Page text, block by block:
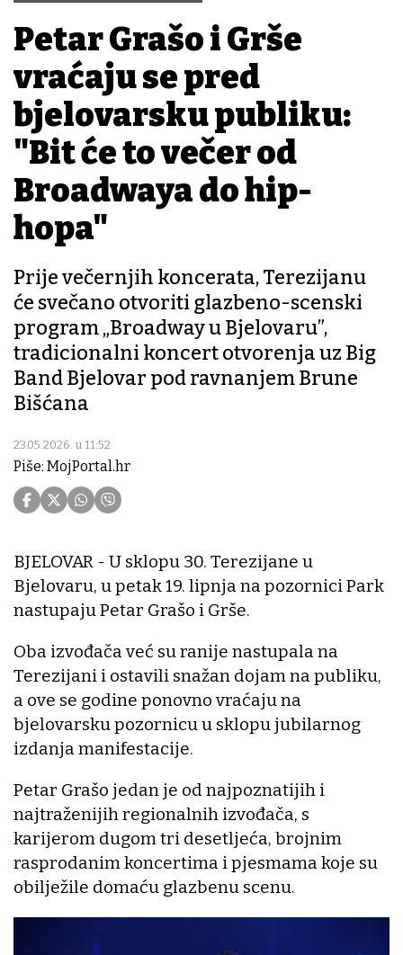
Petar Grašo i Grše
vraćaju se pred
bjelovarsku publiku:
"Bit će to večer od
Broadwaya do hip-
hopa"
Prije večernjih koncerata, Terezijanu
će svečano otvoriti glazbeno-scenski
program „Broadway u Bjelovaru”,
tradicionalni koncert otvorenja uz Big
Band Bjelovar pod ravnanjem Brune
Bišćana
23.05.2026. u 11:52
Piše: MojPortal.hr
BJELOVAR - U sklopu 30. Terezijane u
Bjelovaru, u petak 19. lipnja na pozornici Park
nastupaju Petar Grašo i Grše.
Oba izvođača već su ranije nastupala na
Terezijani i ostavili snažan dojam na publiku,
a ove se godine ponovno vraćaju na
bjelovarsku pozornicu u sklopu jubilarnog
izdanja manifestacije.
Petar Grašo jedan je od najpoznatijih i
najtraženijih regionalnih izvođača, s
karijerom dugom tri desetljeća, brojnim
rasprodanim koncertima i pjesmama koje su
obilježile domaću glazbenu scenu.